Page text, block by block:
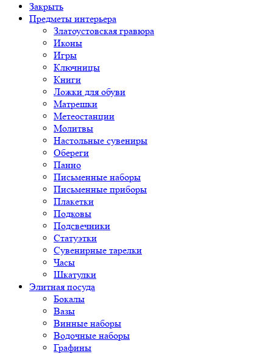
Закрыть
Предметы интерьера
Златоустовская гравюра
Иконы
Игры
Ключницы
Книги
Ложки для обуви
Матрешки
Метеостанции
Молитвы
Настольные сувениры
Обереги
Панно
Письменные наборы
Письменные приборы
Плакетки
Подковы
Подсвечники
Статуэтки
Сувенирные тарелки
Часы
Шкатулки
Элитная посуда
Бокалы
Вазы
Винные наборы
Водочные наборы
Графины